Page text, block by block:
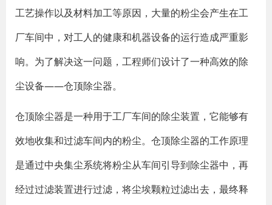
工艺操作以及材料加工等原因，大量的粉尘会产生在工
厂车间中，对工人的健康和机器设备的运行造成严重影
响。为了解决这一问题，工程师们设计了一种高效的除
尘设备——仓顶除尘器。
仓顶除尘器是一种用于工厂车间的除尘装置，它能够有
效地收集和过滤车间内的粉尘。仓顶除尘器的工作原理
是通过中央集尘系统将粉尘从车间引导到除尘器中，再
经过过滤装置进行过滤，将尘埃颗粒过滤出去，最终释